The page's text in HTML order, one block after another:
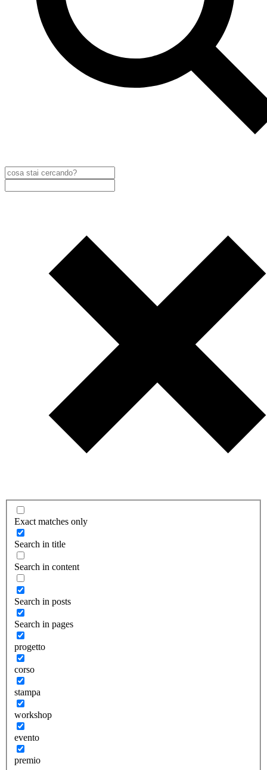
Exact matches only
Search in title
Search in content
Search in posts
Search in pages
progetto
corso
stampa
workshop
evento
premio